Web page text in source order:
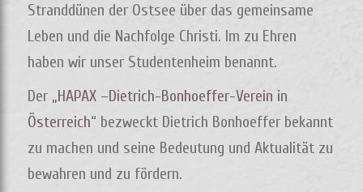
Stranddünen der Ostsee über das gemeinsame
Leben und die Nachfolge Christi. Im zu Ehren
haben wir unser Studentenheim benannt.
Der „HAPAX –Dietrich-Bonhoeffer-Verein in
Österreich“ bezweckt Dietrich Bonhoeffer bekannt
zu machen und seine Bedeutung und Aktualität zu
bewahren und zu fördern.